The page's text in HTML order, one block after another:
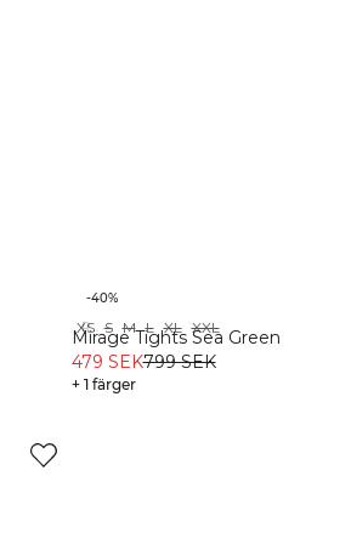
Recycled
-40%
XS S M L XL XXL
Mirage Tights Sea Green
479 SEK799 SEK
+ 1 färger